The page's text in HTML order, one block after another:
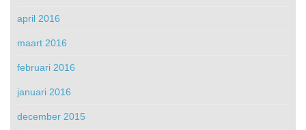
april 2016
maart 2016
februari 2016
januari 2016
december 2015